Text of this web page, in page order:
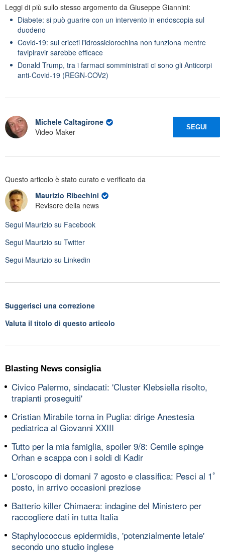
Leggi di più sullo stesso argomento da Giuseppe Giannini:
Diabete: si può guarire con un intervento in endoscopia sul
duodeno
Covid-19: sui criceti l'idrossiclorochina non funziona mentre
favipiravir sarebbe efficace
Donald Trump, tra i farmaci somministrati ci sono gli Anticorpi
anti-Covid-19 (REGN-COV2)
Michele Caltagirone
Video Maker
SEGUI
Questo articolo è stato curato e verificato da
Maurizio Ribechini
Revisore della news
Segui Maurizio su Facebook
Segui Maurizio su Twitter
Segui Maurizio su Linkedin
Suggerisci una correzione
Valuta il titolo di questo articolo
Blasting News consiglia
Civico Palermo, sindacati: 'Cluster Klebsiella risolto,
trapianti proseguiti'
Cristian Mirabile torna in Puglia: dirige Anestesia
pediatrica al Giovanni XXIII
Tutto per la mia famiglia, spoiler 9/8: Cemile spinge
Orhan e scappa con i soldi di Kadir
L'oroscopo di domani 7 agosto e classifica: Pesci al 1ﾟ
posto, in arrivo occasioni preziose
Batterio killer Chimaera: indagine del Ministero per
raccogliere dati in tutta Italia
Staphylococcus epidermidis, 'potenzialmente letale'
secondo uno studio inglese